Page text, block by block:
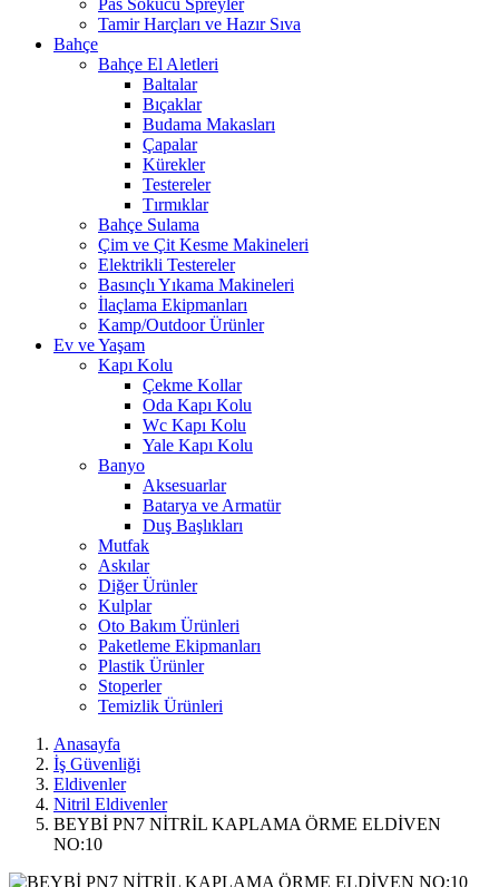
Pas Sökücü Spreyler
Tamir Harçları ve Hazır Sıva
Bahçe
Bahçe El Aletleri
Baltalar
Bıçaklar
Budama Makasları
Çapalar
Kürekler
Testereler
Tırmıklar
Bahçe Sulama
Çim ve Çit Kesme Makineleri
Elektrikli Testereler
Basınçlı Yıkama Makineleri
İlaçlama Ekipmanları
Kamp/Outdoor Ürünler
Ev ve Yaşam
Kapı Kolu
Çekme Kollar
Oda Kapı Kolu
Wc Kapı Kolu
Yale Kapı Kolu
Banyo
Aksesuarlar
Batarya ve Armatür
Duş Başlıkları
Mutfak
Askılar
Diğer Ürünler
Kulplar
Oto Bakım Ürünleri
Paketleme Ekipmanları
Plastik Ürünler
Stoperler
Temizlik Ürünleri
Anasayfa
İş Güvenliği
Eldivenler
Nitril Eldivenler
BEYBİ PN7 NİTRİL KAPLAMA ÖRME ELDİVEN
NO:10